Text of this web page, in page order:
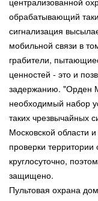
обрабатывающий
сигнализация
мобильной связи в
грабители,
ценностей - это и
задержанию. "Орден
необходимый набор
таких чрезвычайных
Московской области
проверки
круглосуточно,
защищено.
Пультовая охрана